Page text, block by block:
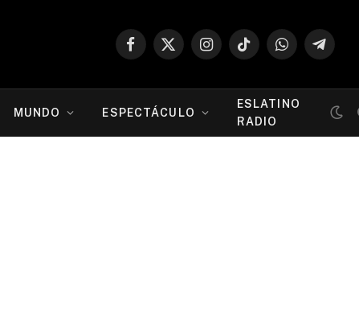
Facebook
X
InstagramTikTokWhatsApp
MUNDO ESPECTÁCULO
ESLATINO
RADIO